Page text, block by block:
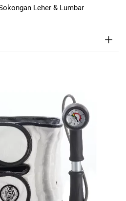
Leher & Lumbar